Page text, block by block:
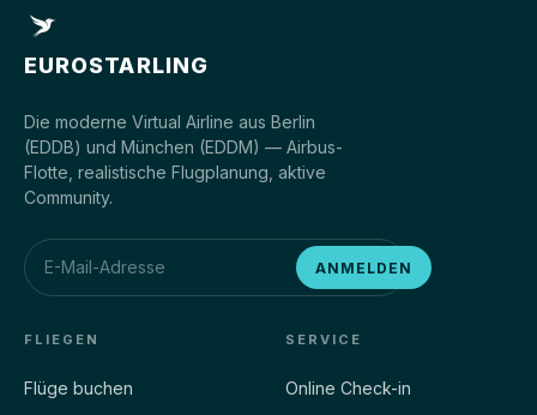
EUROSTARLING
Die moderne Virtual Airline aus Berlin
(EDDB) und München (EDDM) — Airbus-
Flotte, realistische Flugplanung, aktive
Community.
ANMELDEN
FLIEGEN
Flüge buchen
SERVICE
Online Check-in